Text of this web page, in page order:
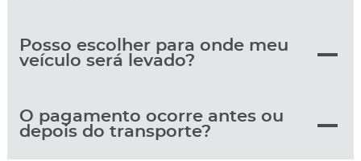
Posso escolher para onde meu
veículo será levado?
O pagamento ocorre antes ou
depois do transporte?